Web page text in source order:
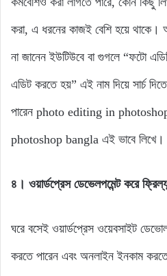
করা, এ ধরনের কাজই বেশি হয়ে
না জানেন ইউটিউবে বা গুগলে “ফটো
এডিট করতে হয়” এই নাম দিয়ে সার্চ দিতে
পারেন photo editing in
photoshop bangla এই ভাবে লিখে।
৪। ওয়ার্ডপ্রেস ডেভেলপমেন্ট করে
ঘরে বসেই ওয়ার্ডপ্রেস ওয়েবসাইট
করতে পারেন এবং অনলাইন ইনকাম